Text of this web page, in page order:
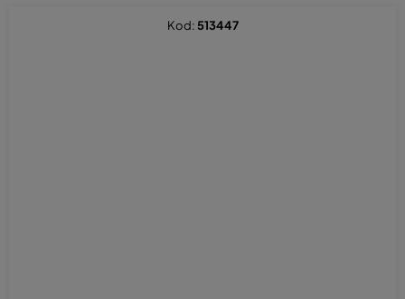
Kod: 513447